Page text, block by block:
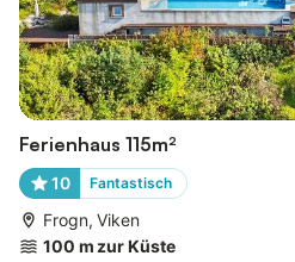
Ferienhaus 115m²
10 Fantastisch
Frogn, Viken
100 m zur Küste